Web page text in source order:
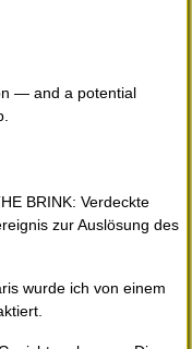
— and a potential
BRINK: Verdeckte
zur Auslösung des
wurde ich von einem